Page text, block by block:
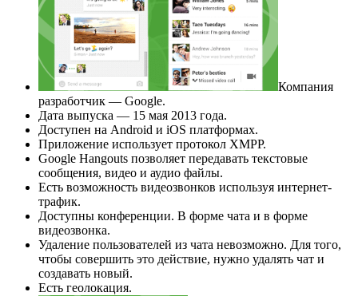
Компания
разработчик — Google.
Дата выпуска — 15 мая 2013 года.
Доступен на Android и iOS платформах.
Приложение использует протокол XMPP.
Google Hangouts позволяет передавать текстовые
сообщения, видео и аудио файлы.
Есть возможность видеозвонков используя интернет-
трафик.
Доступны конференции. В форме чата и в форме
видеозвонка.
Удаление пользователей из чата невозможно. Для того,
чтобы совершить это действие, нужно удалять чат и
создавать новый.
Есть геолокация.